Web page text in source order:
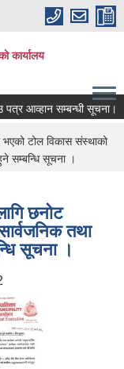
कार्यालय
आव्हान सम्बन्धी सूचना।
टोल विकास संस्थाको
सम्बन्धि सूचना ।
छनोट
तथा
सूचना ।